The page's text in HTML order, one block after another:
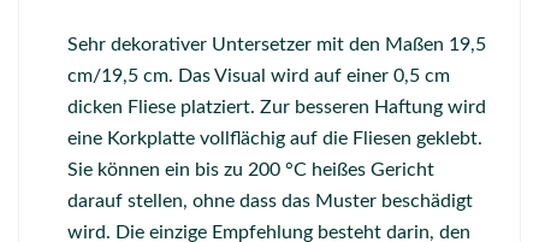
Sehr dekorativer Untersetzer mit den Maßen 19,5
cm/19,5 cm. Das Visual wird auf einer 0,5 cm
dicken Fliese platziert. Zur besseren Haftung wird
eine Korkplatte vollflächig auf die Fliesen geklebt.
Sie können ein bis zu 200 °C heißes Gericht
darauf stellen, ohne dass das Muster beschädigt
wird. Die einzige Empfehlung besteht darin, den